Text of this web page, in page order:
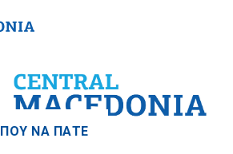
ΠΟΥ ΝΑ ΠΑΤΕ